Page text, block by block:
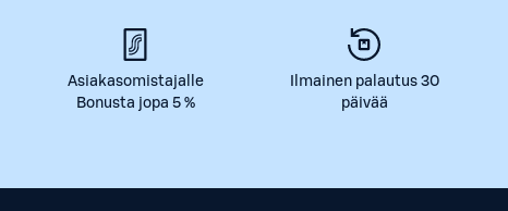
Asiakasomistajalle
Bonusta jopa 5 %
Ilmainen palautus 30
päivää